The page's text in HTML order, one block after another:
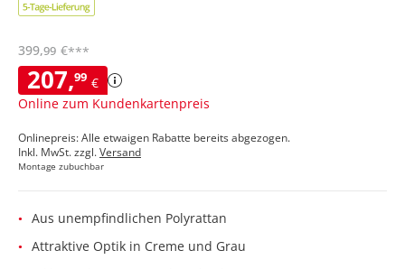
207,99 €
Online zum Kundenkartenpreis
399,99 €***
Onlinepreis: Alle etwaigen Rabatte bereits abgezogen.
Inkl. MwSt. zzgl.Versand
Montage zubuchbar
Aus unempfindlichen Polyrattan
Attraktive Optik in Creme und Grau